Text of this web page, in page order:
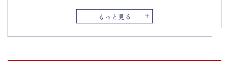
もっと見る
山梨県で信頼できるM&A・事業承継の相談先一覧